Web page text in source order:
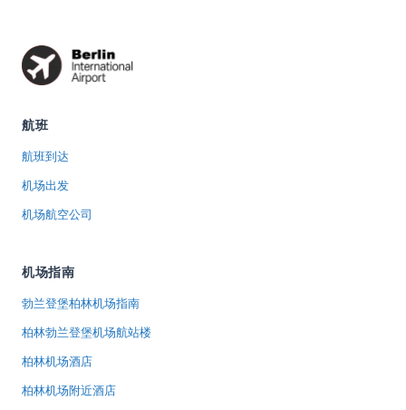
航班
航班到达
机场出发
机场航空公司
机场指南
勃兰登堡柏林机场指南
柏林勃兰登堡机场航站楼
柏林机场酒店
柏林机场附近酒店